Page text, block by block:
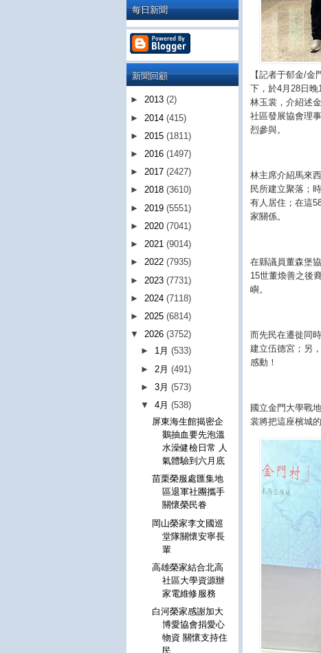
【記者于郁金/
下，於4月28日
林玉裳，介紹述
社區發展協會理
烈參與。
林主席介紹馬來
民所建立聚落；
有人居住；在這
家關係。
在縣議員董森堡
15世董煥善之後
嶼。
而先民在遷徙同
建立伍德宮；另
感動！
國立金門大學戰
裳將把這座檳城
每日新聞
新聞回顧
► 2013 (2)
► 2014 (415)
► 2015 (1811)
► 2016 (1497)
► 2017 (2427)
► 2018 (3610)
► 2019 (5551)
► 2020 (7041)
► 2021 (9014)
► 2022 (7935)
► 2023 (7731)
► 2024 (7118)
► 2025 (6814)
▼ 2026 (3752)
► 1月(533)
► 2月(491)
►3月(573)
▼4月(538)
屏東海生館揭密企
鵝抽血要先泡溫
水澡健檢日常 人
氣體驗到六月底
苗栗榮服處匯集地
區退軍社團攜手
關懷榮民眷
岡山榮家李文國巡
堂隊關懷安寧長
輩
高雄榮家結合北高
社區大學資源辦
家電維修服務
白河榮家感謝加大
博愛協會捐愛心
物資 關懷支持住
民